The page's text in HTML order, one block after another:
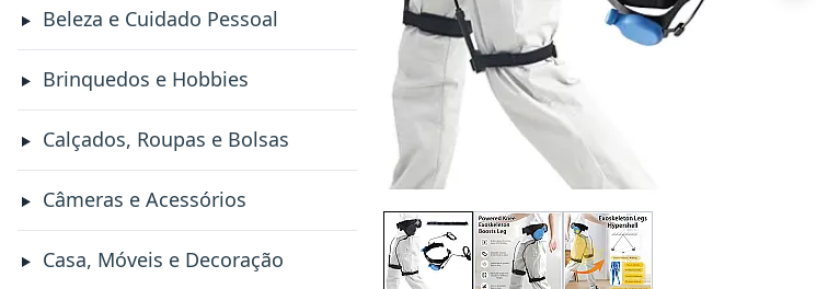
Beleza e Cuidado Pessoal
Brinquedos e Hobbies
Calçados, Roupas e Bolsas
Câmeras e Acessórios
Casa, Móveis e Decoração